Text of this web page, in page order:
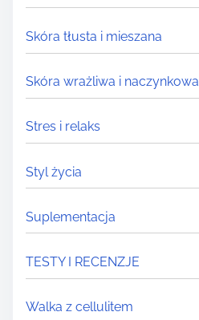
Skóra tłusta i mieszana
Skóra wrażliwa i naczynkowa
Stres i relaks
Styl życia
Suplementacja
TESTY I RECENZJE
Walka z cellulitem